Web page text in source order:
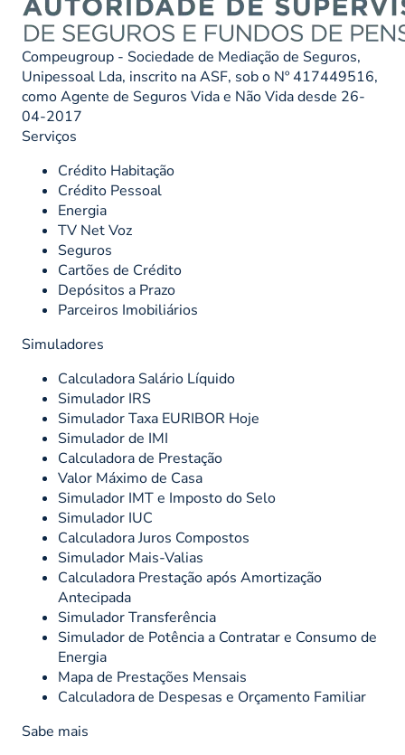
Compeugroup - Sociedade de Mediação de Seguros,
Unipessoal Lda, inscrito na ASF, sob o Nº 417449516,
como Agente de Seguros Vida e Não Vida desde 26-
04-2017
Serviços
Crédito Habitação
Crédito Pessoal
Energia
TV Net Voz
Seguros
Cartões de Crédito
Depósitos a Prazo
Parceiros Imobiliários
Simuladores
Calculadora Salário Líquido
Simulador IRS
Simulador Taxa EURIBOR Hoje
Simulador de IMI
Calculadora de Prestação
Valor Máximo de Casa
Simulador IMT e Imposto do Selo
Simulador IUC
Calculadora Juros Compostos
Simulador Mais-Valias
Calculadora Prestação após Amortização
Antecipada
Simulador Transferência
Simulador de Potência a Contratar e Consumo de
Energia
Mapa de Prestações Mensais
Calculadora de Despesas e Orçamento Familiar
Sabe mais